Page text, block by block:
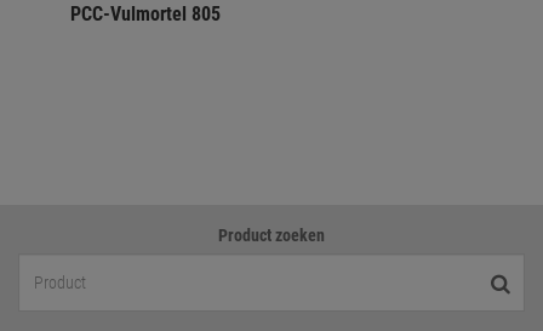
PCC-Vulmortel 805
Product zoeken